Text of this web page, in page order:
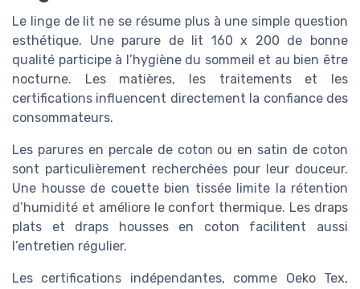
Le linge de lit ne se résume plus à une simple question
esthétique. Une parure de lit 160 x 200 de bonne
qualité participe à l’hygiène du sommeil et au bien être
nocturne. Les matières, les traitements et les
certifications influencent directement la confiance des
consommateurs.
Les parures en percale de coton ou en satin de coton
sont particulièrement recherchées pour leur douceur.
Une housse de couette bien tissée limite la rétention
d’humidité et améliore le confort thermique. Les draps
plats et draps housses en coton facilitent aussi
l’entretien régulier.
Les certifications indépendantes, comme Oeko Tex,